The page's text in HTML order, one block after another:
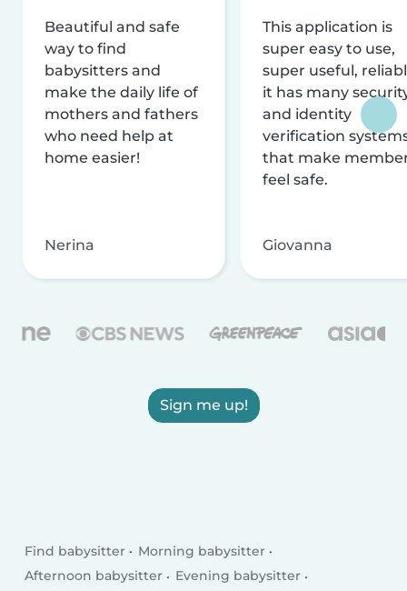
Beautiful and safe
way to find
babysitters and
make the daily life of
mothers and fathers
who need help at
home easier!
Nerina
This application is
super easy to use,
super useful,
it has many
and identity
verification
that make
feel safe.
Giovanna
Sign me up!
Find babysitter
Morning babysitter
Afternoon babysitter
Evening babysitter